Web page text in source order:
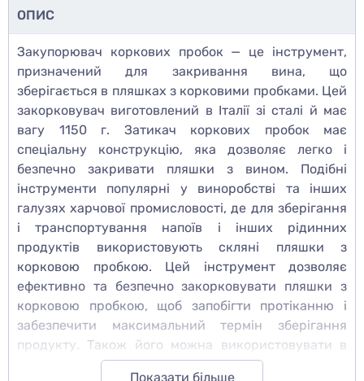
ОПИС
Закупорювач коркових пробок — це інструмент,
призначений для закривання вина, що
зберігається в пляшках з корковими пробками. Цей
закорковувач виготовлений в Італії зі сталі й має
вагу 1150 г. Затикач коркових пробок має
спеціальну конструкцію, яка дозволяє легко і
безпечно закривати пляшки з вином. Подібні
інструменти популярні у виноробстві та інших
галузях харчової промисловості, де для зберігання
і транспортування напоїв і інших рідинних
продуктів використовують скляні пляшки з
корковою пробкою. Цей інструмент дозволяє
ефективно та безпечно закорковувати пляшки з
корковою пробкою, щоб запобігти протіканню і
забезпечити максимальний термін зберігання
продукту. Також його можна використовувати в
домашніх умовах для закорковування власного
Показати більше